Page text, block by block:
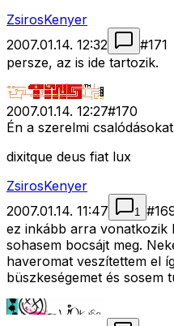
ZsirosKenyer
2007.01.14. 12:32
#171
persze, az is ide tartozik.
2007.01.14. 12:27#170
Én a szerelmi
dixitque deus fiat lux
ZsirosKenyer
2007.01.14. 11:47
1 #
ez inkább arra vonatkozik
sohasem bocsájt meg.
haveromat veszítettem el
büszkeségemet és sosem